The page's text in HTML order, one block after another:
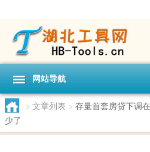
网站导航
> 文章列表 > 存量首套房贷下调
少了